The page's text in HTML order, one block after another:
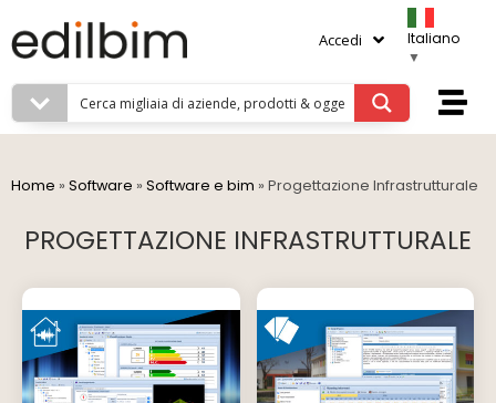
Accedi
Italiano
▼
Home » Software » Software e bim » Progettazione Infrastrutturale
PROGETTAZIONE INFRASTRUTTURALE